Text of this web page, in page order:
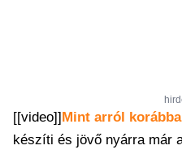
[[video]]Mint arról
készíti és jövő nyárra már